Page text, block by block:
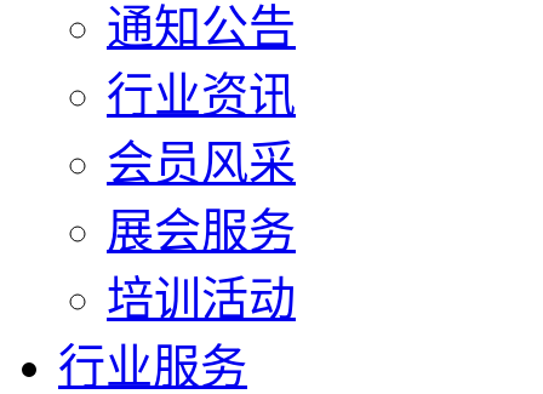
通知公告
行业资讯
会员风采
展会服务
培训活动
行业服务